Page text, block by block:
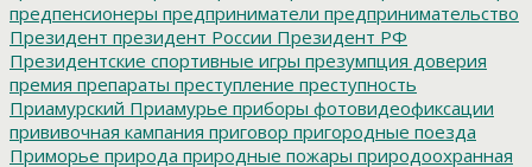
предпенсионеры предприниматели предпринимательство
Президент президент России Президент РФ
Президентские спортивные игры презумпция доверия
премия препараты преступление преступность
Приамурский Приамурье приборы фотовидеофиксации
прививочная кампания приговор пригородные поезда
Приморье природа природные пожары природоохранная